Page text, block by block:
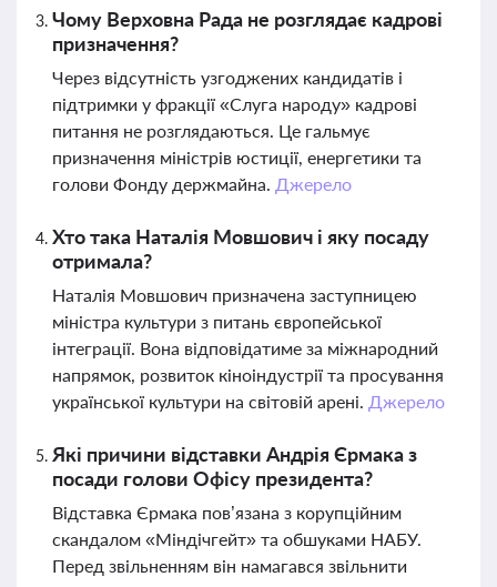
Чому Верховна Рада не розглядає кадрові
призначення?
Через відсутність узгоджених кандидатів і
підтримки у фракції «Слуга народу» кадрові
питання не розглядаються. Це гальмує
призначення міністрів юстиції, енергетики та
голови Фонду держмайна. Джерело
Хто така Наталія Мовшович і яку посаду
отримала?
Наталія Мовшович призначена заступницею
міністра культури з питань європейської
інтеграції. Вона відповідатиме за міжнародний
напрямок, розвиток кіноіндустрії та просування
української культури на світовій арені. Джерело
Які причини відставки Андрія Єрмака з
посади голови Офісу президента?
Відставка Єрмака пов’язана з корупційним
скандалом «Міндічгейт» та обшуками НАБУ.
Перед звільненням він намагався звільнити